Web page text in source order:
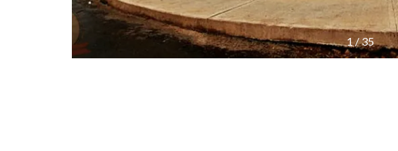
M
E
J
R
1/35